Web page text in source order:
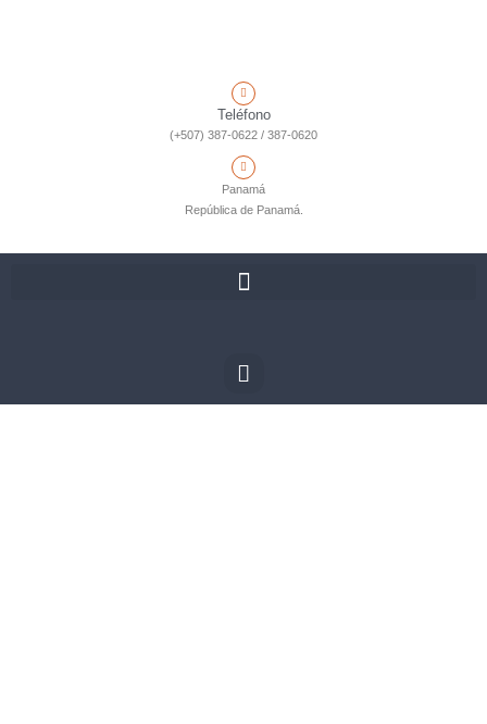
Teléfono
(+507) 387-0622 / 387-0620
Panamá
República de Panamá.